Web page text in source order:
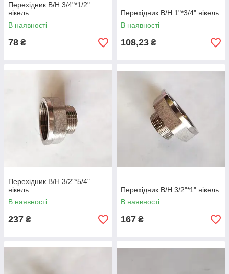
Перехідник В/Н 3/4"*1/2"
нікель
В наявності
78 ₴
Перехідник В/Н 1"*3/4" нікель
В наявності
108,23 ₴
Перехідник В/Н 3/2"*5/4"
нікель
В наявності
237 ₴
Перехідник В/Н 3/2"*1" нікель
В наявності
167 ₴